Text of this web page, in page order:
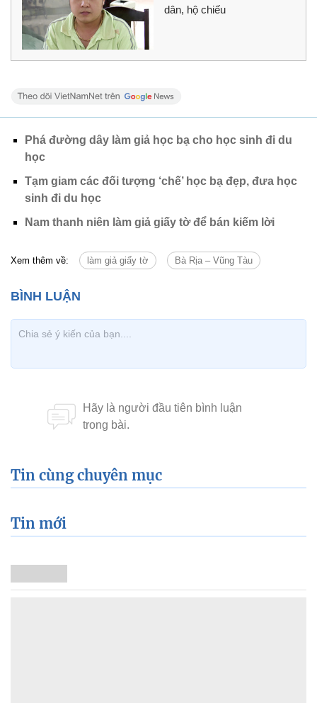
dân, hộ chiếu
Phá đường dây làm giả học bạ cho học sinh đi du
học
Tạm giam các đối tượng ‘chế’ học bạ đẹp, đưa học
sinh đi du học
Nam thanh niên làm giả giấy tờ để bán kiếm lời
Xem thêm về: làm giả giấy tờ Bà Rịa – Vũng Tàu
Tin cùng chuyên mục
Tin mới